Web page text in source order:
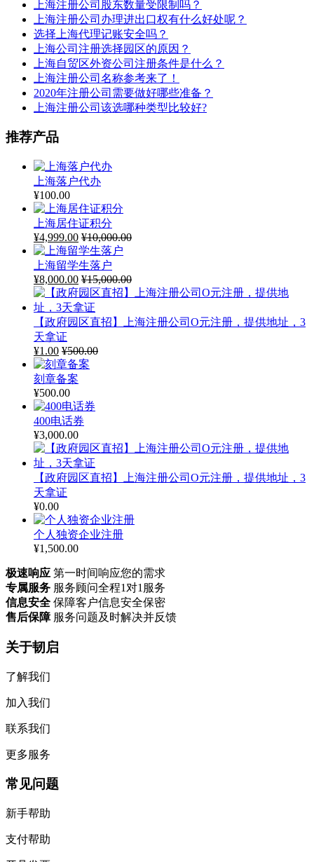
上海注册公司股东数量受限制吗？
上海注册公司办理进出口权有什么好处呢？
选择上海代理记账安全吗？
上海公司注册选择园区的原因？
上海自贸区外资公司注册条件是什么？
上海注册公司名称参考来了！
2020年注册公司需要做好哪些准备？
上海注册公司该选哪种类型比较好?
推荐产品
上海落户代办
¥100.00
上海居住证积分
¥4,999.00 ¥10,000.00
上海留学生落户
¥8,000.00 ¥15,000.00
【政府园区直招】上海注册公司O元注册，提供地址，3
天拿证
¥1.00 ¥500.00
刻章备案
¥500.00
400电话券
¥3,000.00
【政府园区直招】上海注册公司O元注册，提供地址，3
天拿证
¥0.00
个人独资企业注册
¥1,500.00
极速响应 第一时间响应您的需求
专属服务 服务顾问全程1对1服务
信息安全 保障客户信息安全保密
售后保障 服务问题及时解决并反馈
关于韧启
了解我们
加入我们
联系我们
更多服务
常见问题
新手帮助
支付帮助